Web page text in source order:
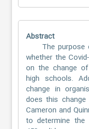
Abstract
The purpose
whether the
on the change
high schools.
change in
does this
Cameron and
to determine the